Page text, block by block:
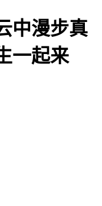
中漫步真
一起来